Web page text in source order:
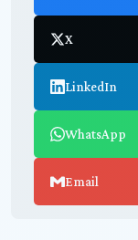
X
LinkedIn
WhatsApp
Email